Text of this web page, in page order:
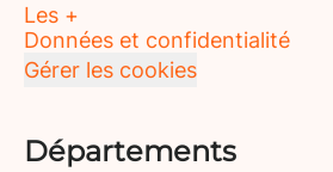
Les +
Données et confidentialité
Gérer les cookies
Départements